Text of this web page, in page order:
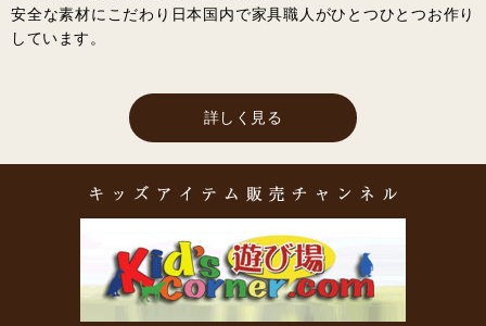
安全な素材にこだわり日本国内で家具職人がひとつひとつお作り
しています。
詳しく見る